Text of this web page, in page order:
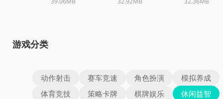
游戏分类
动作射击 赛车竞速 角色扮演
模拟养成
体育竞技
策略卡牌 棋牌娱乐
休闲益智